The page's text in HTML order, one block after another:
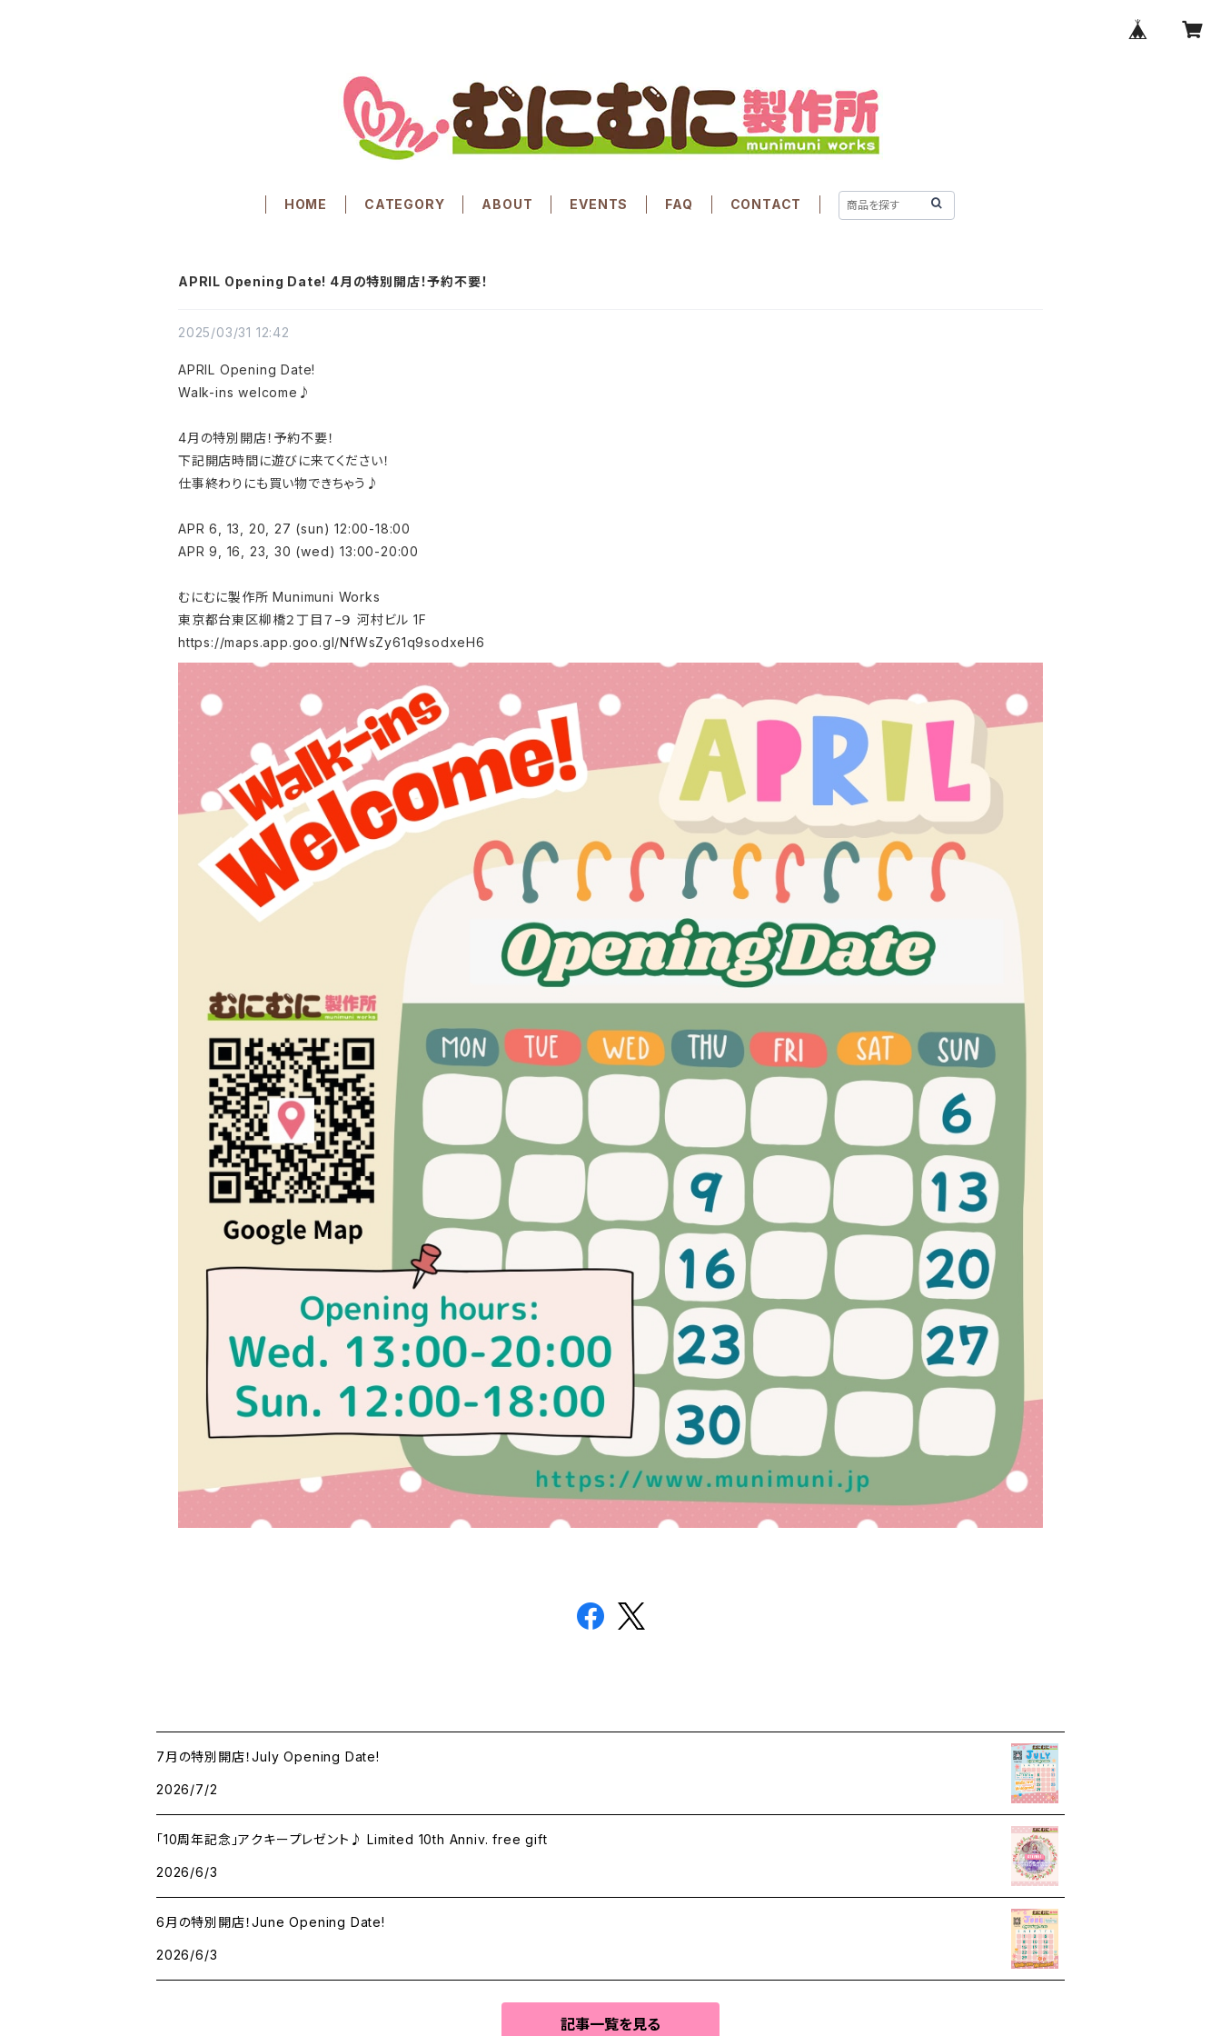
HOME CATEGORY ABOUT EVENTS FAQ CONTACT
APRIL Opening Date! 4月の特別開店！予約不要！
2025/03/31 12:42
APRIL Opening Date!
Walk-ins welcome♪
4月の特別開店！予約不要！
下記開店時間に遊びに来てください！
仕事終わりにも買い物できちゃう♪
APR 6, 13, 20, 27 (sun) 12:00-18:00
APR 9, 16, 23, 30 (wed) 13:00-20:00
むにむに製作所 Munimuni Works
東京都台東区柳橋２丁目７−９ 河村ビル 1F
https://maps.app.goo.gl/NfWsZy61q9sodxeH6
7月の特別開店！July Opening Date!
2026/7/2
「10周年記念」アクキープレゼント♪ Limited 10th Anniv. free gift
2026/6/3
6月の特別開店！June Opening Date!
2026/6/3
記事一覧を見る